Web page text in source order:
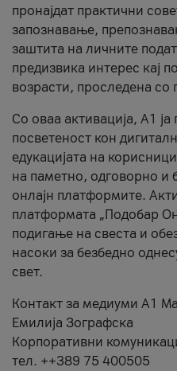
пронајдат практични
запознавање,
заштита на личните
предизвика интерес кај
возрасти, проследена со
Со оваа активација, А1 ја
посветеност кон
едукацијата на
на паметно, одговорно и
онлајн платформите.
платформата „Подобар
подигање на свеста и
насоки за безбедно
свет.
Контакт за медиуми А1
Емилија Зографска
Корпоративни
тел. ++389 75 400505